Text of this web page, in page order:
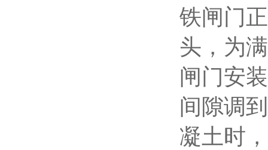
铁闸门
头，为
闸门安
间隙调到
凝土时